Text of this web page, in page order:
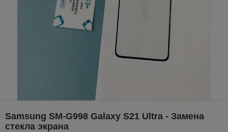
Samsung SM-G998 Galaxy S21 Ultra - Замена
стекла экрана